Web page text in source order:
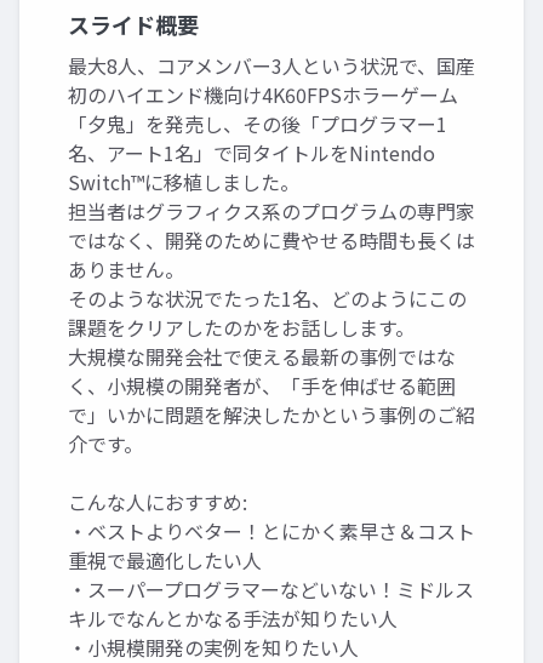
スライド概要
最大8人、コアメンバー3人という状況で、国産
初のハイエンド機向け4K60FPSホラーゲーム
「夕鬼」を発売し、その後「プログラマー1
名、アート1名」で同タイトルをNintendo
Switch™に移植しました。
担当者はグラフィクス系のプログラムの専門家
ではなく、開発のために費やせる時間も長くは
ありません。
そのような状況でたった1名、どのようにこの
課題をクリアしたのかをお話しします。
大規模な開発会社で使える最新の事例ではな
く、小規模の開発者が、「手を伸ばせる範囲
で」いかに問題を解決したかという事例のご紹
介です。
こんな人におすすめ:
・ベストよりベター！とにかく素早さ＆コスト
重視で最適化したい人
・スーパープログラマーなどいない！ミドルス
キルでなんとかなる手法が知りたい人
・小規模開発の実例を知りたい人